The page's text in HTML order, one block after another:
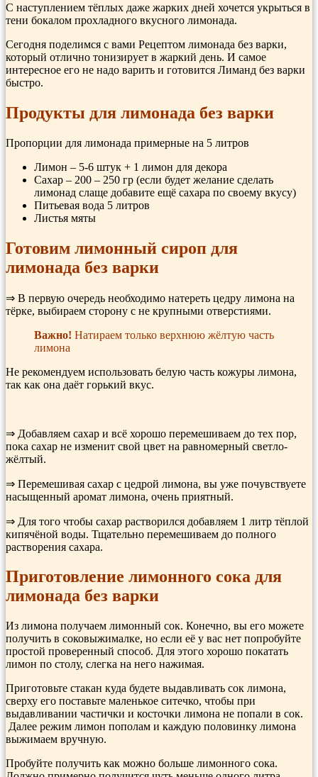
С наступлением тёплых даже жарких дней хочется укрыться в
тени бокалом прохладного вкусного лимонада.
Сегодня поделимся с вами Рецептом лимонада без варки,
который отлично тонизирует в жаркий день. И самое
интересное его не надо варить и готовится Лиманд без варки
быстро.
Продукты для лимонада без варки
Пропорции для лимонада примерные на 5 литров
Лимон – 5-6 штук + 1 лимон для декора
Сахар – 200 – 250 гр (если будет желание сделать
лимонад слаще добавите ещё сахара по своему вкусу)
Питьевая вода 5 литров
Листья мяты
Готовим лимонный сироп для
лимонада без варки
⇒ В первую очередь необходимо натереть цедру лимона на
тёрке, выбираем сторону с не крупными отверстиями.
Важно! Натираем только верхнюю жёлтую часть
лимона
Не рекомендуем использовать белую часть кожуры лимона,
так как она даёт горький вкус.
⇒ Добавляем сахар и всё хорошо перемешиваем до тех пор,
пока сахар не изменит свой цвет на равномерный светло-
жёлтый.
⇒ Перемешивая сахар с цедрой лимона, вы уже почувствуете
насыщенный аромат лимона, очень приятный.
⇒ Для того чтобы сахар растворился добавляем 1 литр тёплой
кипячёной воды. Тщательно перемешиваем до полного
растворения сахара.
Приготовление лимонного сока для
лимонада без варки
Из лимона получаем лимонный сок. Конечно, вы его можете
получить в соковыжималке, но если её у вас нет попробуйте
простой проверенный способ. Для этого хорошо покатать
лимон по столу, слегка на него нажимая.
Приготовьте стакан куда будете выдавливать сок лимона,
сверху его поставьте маленькое ситечко, чтобы при
выдавливании частички и косточки лимона не попали в сок.
Далее режим лимон пополам и каждую половинку лимона
выжимаем вручную.
Пробуйте получить как можно больше лимонного сока.